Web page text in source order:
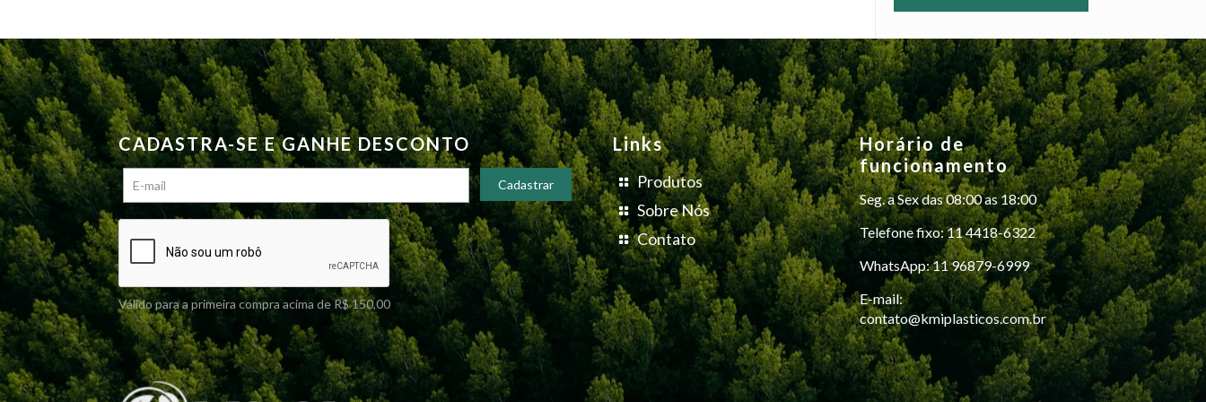
CADASTRA-SE E GANHE DESCONTO
Válido para a primeira compra acima de R$ 150,00
Links
Produtos
Sobre Nós
Contato
Horário de
funcionamento
Seg. a Sex das 08:00 as 18:00
Telefone fixo: 11 4418-6322
WhatsApp: 11 96879-6999
E-mail:
contato@kmiplasticos.com.br